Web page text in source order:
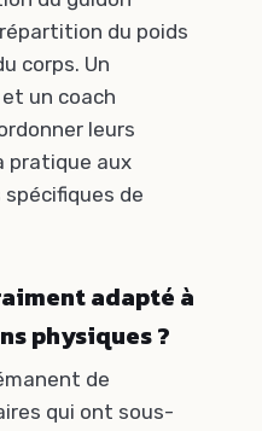
du poids
corps. Un
un coach
leurs
pratique aux
de
adapté à
physiques ?
de
qui ont sous-